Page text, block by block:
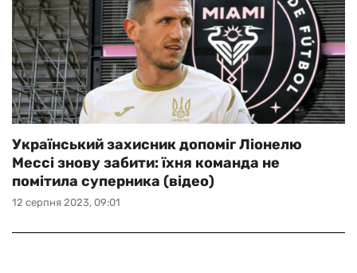
12 серпня 2023, 09:01
Український захисник допоміг Ліонелю
Мессі знову забити: їхня команда не
помітила суперника (відео)